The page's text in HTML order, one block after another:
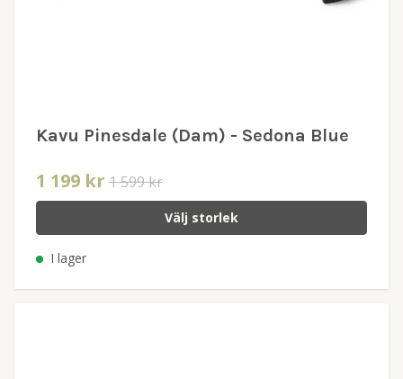
Kavu Pinesdale (Dam) - Sedona Blue
1 199 kr 1 599 kr
Välj storlek
I lager